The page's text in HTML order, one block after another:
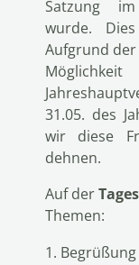
Satzung
wurde.
Aufgrund
31.05. des
wir diese
dehnen.
Auf der
Themen: